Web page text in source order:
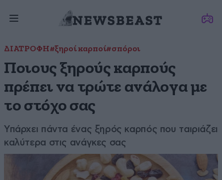
ΔΙΑΤΡΟΦΗ#ξηροί καρποί#σπόροι
Ποιους ξηρούς καρπούς
πρέπει να τρώτε ανάλογα με
το στόχο σας
Υπάρχει πάντα ένας ξηρός καρπός που ταιριάζει
καλύτερα στις ανάγκες σας